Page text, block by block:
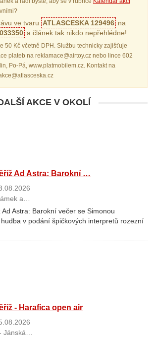
ve tvaru ATLASCESKA 129496 na
a článek tak nikdo nepřehlédne!
50 Kč včetně DPH. Službu technicky zajišťuje
plateb na reklamace@airtoy.cz nebo lince 602
Po-Pá, www.platmobilem.cz. Kontakt na
AKCE V OKOLÍ
Ad Astra: Barokní …
a…
Astra: Barokní večer se Simonou
v podání špičkových interpretů rozezní
- Harafica open air
Jánská…